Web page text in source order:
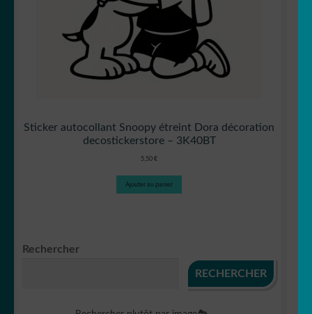
Sticker autocollant Snoopy étreint Dora décoration
decostickerstore – 3K40BT
5,50 €
Ajouter au panier
Rechercher
RECHERCHER